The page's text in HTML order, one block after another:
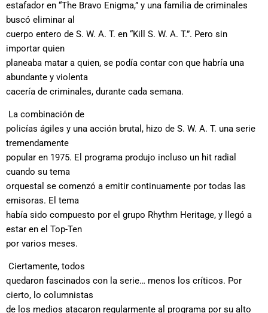
estafador en “The Bravo Enigma,” y una familia de criminales
buscó eliminar al
cuerpo entero de S. W. A. T. en “Kill S. W. A. T.”. Pero sin
importar quien
planeaba matar a quien, se podía contar con que habría una
abundante y violenta
cacería de criminales, durante cada semana.
La combinación de
policías ágiles y una acción brutal, hizo de S. W. A. T. una serie
tremendamente
popular en 1975. El programa produjo incluso un hit radial
cuando su tema
orquestal se comenzó a emitir continuamente por todas las
emisoras. El tema
había sido compuesto por el grupo Rhythm Heritage, y llegó a
estar en el Top-Ten
por varios meses.
Ciertamente, todos
quedaron fascinados con la serie… menos los críticos. Por
cierto, lo columnistas
de los medios atacaron regularmente al programa por su alto